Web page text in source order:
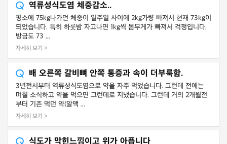
역류성식도염 체중감소..
평소에 75kg나가던 체중이 일주일 사이에 2kg가량 빠져서 현재 73kg이
되었습니다. 특히 하룻밤 자고나면 1kg씩 몸무게가 빠져서 걱정입니다.
방금도 73 ...
자세히 보기 >
배 오른쪽 갈비뼈 안쪽 통증과 속이 더부룩함.
3년전서부터 역류성식도염으로 약을 자주 먹었습니다. 그런데 전에는
며칠 소식하고 약을 먹으면 그런데로 지냈습니다. 그런데 거의 2개월전
부터 기존 먹던 약(알맥 ...
자세히 보기 >
식도가 막힌느낌이고 위가 아픕니다